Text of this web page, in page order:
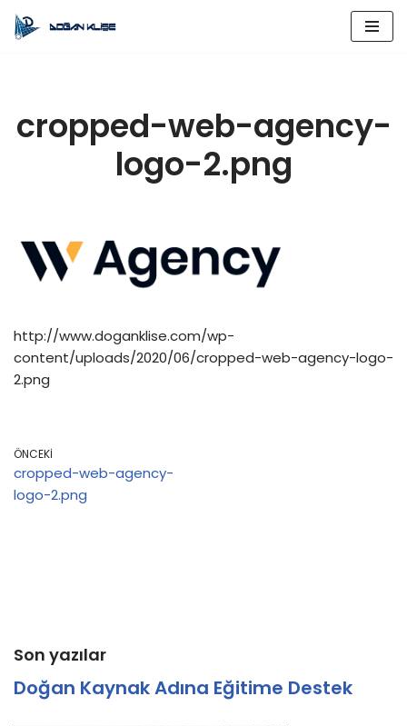
cropped-web-agency-
logo-2.png
http://www.doganklise.com/wp-
content/uploads/2020/06/cropped-web-agency-logo-
2.png
ÖNCEKI
cropped-web-agency-
logo-2.png
Son yazılar
Doğan Kaynak Adına Eğitime Destek